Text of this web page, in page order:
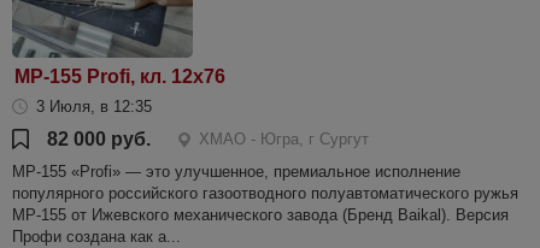
МР-155 Profi, кл. 12х76
3 Июля, в 12:35
82 000 руб.
ХМАО - Югра, г Сургут
МР-155 «Profi» — это улучшенное, премиальное исполнение
популярного российского газоотводного полуавтоматического ружья
МР-155 от Ижевского механического завода (Бренд Baikal). Версия
Профи создана как а...